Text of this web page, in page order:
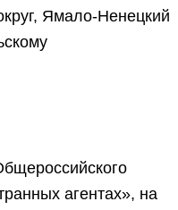
Ямало-Ненецкий
агентах», на